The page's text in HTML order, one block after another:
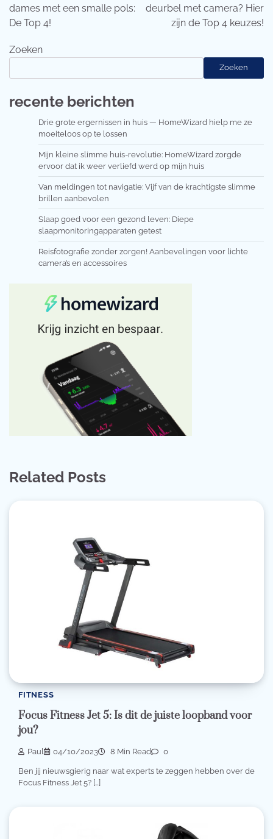
dames met een smalle pols:
De Top 4!
deurbel met camera? Hier
zijn de Top 4 keuzes!
Zoeken
Zoeken
recente berichten
Drie grote ergernissen in huis — HomeWizard hielp me ze
moeiteloos op te lossen
Mijn kleine slimme huis-revolutie: HomeWizard zorgde
ervoor dat ik weer verliefd werd op mijn huis
Van meldingen tot navigatie: Vijf van de krachtigste slimme
brillen aanbevolen
Slaap goed voor een gezond leven: Diepe
slaapmonitoringapparaten getest
Reisfotografie zonder zorgen! Aanbevelingen voor lichte
camera’s en accessoires
Related Posts
FITNESS
Focus Fitness Jet 5: Is dit de juiste loopband voor
jou?
Paul 04/10/2023 8 Min Read 0
Ben jij nieuwsgierig naar wat experts te zeggen hebben over de
Focus Fitness Jet 5? […]